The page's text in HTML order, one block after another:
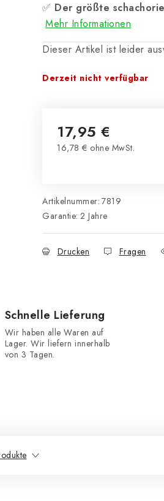
✅ Der größte
Mehr Informationen
Dieser Artikel ist leider
Derzeit nicht verfügbar
17,95 €
16,78 € ohne MwSt.
Artikelnummer: 7819
Garantie: 2 Jahre
Drucken Fragen
Schnelle Lieferung
Wir haben alle Waren auf
Lager. Wir liefern innerhalb
von 3 Tagen.